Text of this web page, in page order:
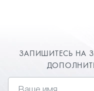
ЗАПИШИТЕСЬ НА